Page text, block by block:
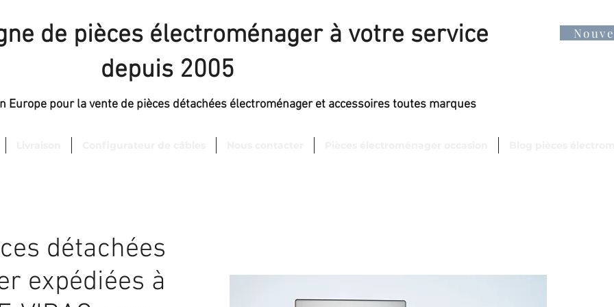
de pièces électroménager à votre service
depuis 2005
Europe pour la vente de pièces détachées électroménager et accessoires toutes marques
détachées
expédiées à